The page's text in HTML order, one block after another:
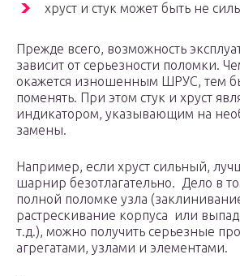
хруст и стук может быть не
Прежде всего, возможность
зависит от серьезности поломки.
окажется изношенным ШРУС, тем
поменять. При этом стук и хруст
индикатором, указывающим на
замены.
Например, если хруст сильный,
шарнир безотлагательно. Дело в
полной поломке узла
растрескивание корпуса или
т.д.), можно получить серьезные
агрегатами, узлами и элементами.